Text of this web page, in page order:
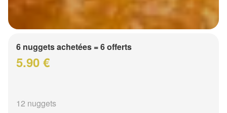
6 nuggets achetées = 6 offerts
5.90 €
12 nuggets